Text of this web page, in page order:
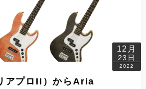
12月
23日
2022
プロII）からAria